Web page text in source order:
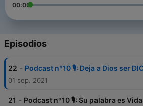
00:00
Episodios
22 - Podcast nº10 🎙: Deja a Dios ser
01 sep. 2021
21 - Podcast nº10 🎙: Su palabra es